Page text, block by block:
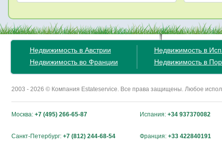
Недвижимость в Австрии
Недвижимость во Франции
Недвижимость в
Недвижимость в
2003 - 2026 © Компания Estateservice. Все права защищены. Любое
Москва: +7 (495) 266-65-87 Испания: +34 937370082
Санкт-Петербург: +7 (812) 244-68-54 Франция: +33 422840191